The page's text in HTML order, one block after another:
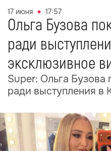
17 июня 17:57
Ольга Бузова
ради
эксклюзивное
Super: Ольга Бузова
ради выступления в